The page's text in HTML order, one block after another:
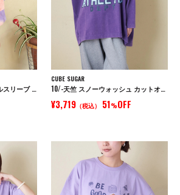
16/-OE天竺 タイダイ フリルスリーブ プルオーバー
CUBE SUGAR
10/-天竺 スノーウォッシュ カットオフ Vネック プルオーバー
¥3,719（税込） 51%OFF